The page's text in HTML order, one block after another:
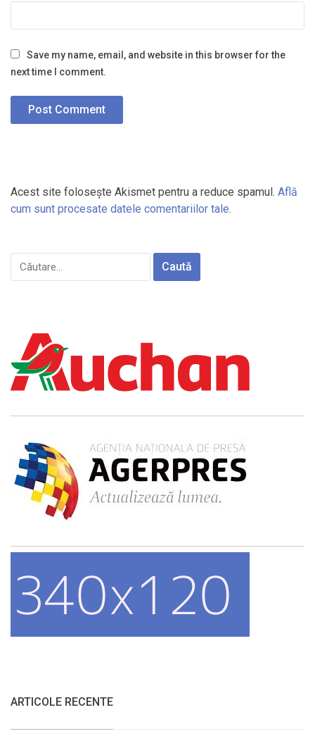
Save my name, email, and website in this browser for the
next time I comment.
Acest site folosește Akismet pentru a reduce spamul. Află
cum sunt procesate datele comentariilor tale.
Caută
ARTICOLE RECENTE